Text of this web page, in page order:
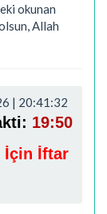
okunan
Allah
| 20:41:33
19:50
İçin İftar